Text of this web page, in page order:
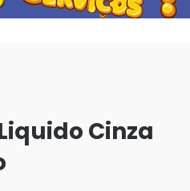
Cinza